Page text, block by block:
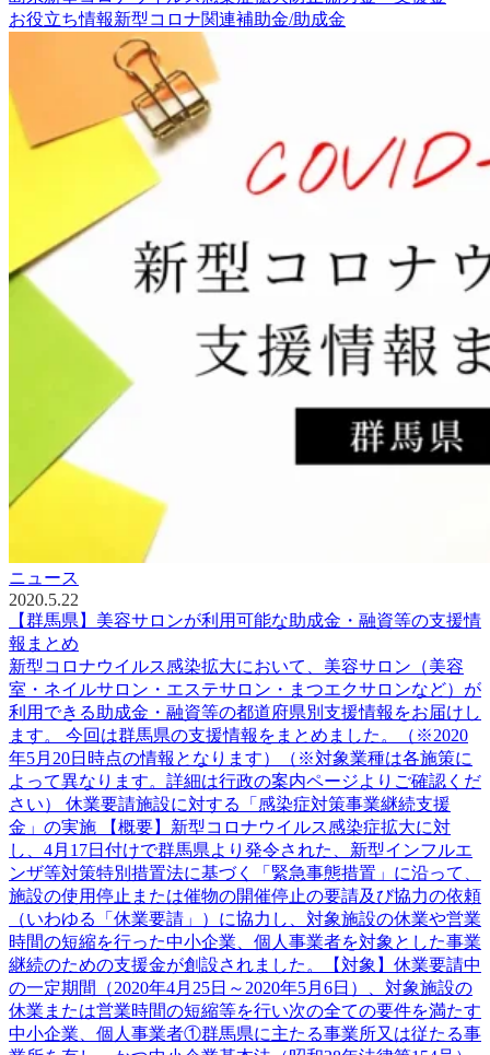
お役立ち情報新型コロナ関連補助金/助成金
ニュース
2020.5.22
【群馬県】美容サロンが利用可能な助成金・融資等の支援情
報まとめ
新型コロナウイルス感染拡大において、美容サロン（美容
室・ネイルサロン・エステサロン・まつエクサロンなど）が
利用できる助成金・融資等の都道府県別支援情報をお届けし
ます。 今回は群馬県の支援情報をまとめました。（※2020
年5月20日時点の情報となります）（※対象業種は各施策に
よって異なります。詳細は行政の案内ページよりご確認くだ
さい） 休業要請施設に対する「感染症対策事業継続支援
金」の実施 【概要】新型コロナウイルス感染症拡大に対
し、4月17日付けで群馬県より発令された、新型インフルエ
ンザ等対策特別措置法に基づく「緊急事態措置」に沿って、
施設の使用停止または催物の開催停止の要請及び協力の依頼
（いわゆる「休業要請」）に協力し、対象施設の休業や営業
時間の短縮を行った中小企業、個人事業者を対象とした事業
継続のための支援金が創設されました。【対象】休業要請中
の一定期間（2020年4月25日～2020年5月6日）、対象施設の
休業または営業時間の短縮等を行い次の全ての要件を満たす
中小企業、個人事業者①群馬県に主たる事業所又は従たる事